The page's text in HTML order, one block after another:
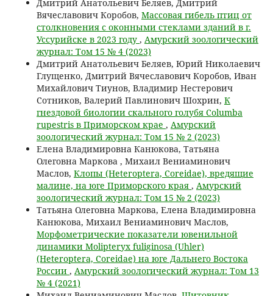
Дмитрий Анатольевич Беляев, Дмитрий
Вячеславович Коробов, Массовая гибель птиц от
столкновения с оконными стеклами зданий в г.
Уссурийске в 2023 году , Амурский зоологический
журнал: Том 15 № 4 (2023)
Дмитрий Анатольевич Беляев, Юрий Николаевич
Глущенко, Дмитрий Вячеславович Коробов, Иван
Михайлович Тиунов, Владимир Нестерович
Сотников, Валерий Павлинович Шохрин, К
гнездовой биологии скального голубя Columba
rupestris в Приморском крае , Амурский
зоологический журнал: Том 15 № 2 (2023)
Елена Владимировна Канюкова, Татьяна
Олеговна Маркова , Михаил Вениаминович
Маслов, Клопы (Heteroptera, Coreidae), вредящие
малине, на юге Приморского края , Амурский
зоологический журнал: Том 15 № 2 (2023)
Татьяна Олеговна Маркова, Елена Владимировна
Канюкова, Михаил Вениаминович Маслов,
Морфометрические показатели ювенильной
динамики Molipteryx fuliginosa (Uhler)
(Heteroptera, Coreidae) на юге Дальнего Востока
России , Амурский зоологический журнал: Том 13
№ 4 (2021)